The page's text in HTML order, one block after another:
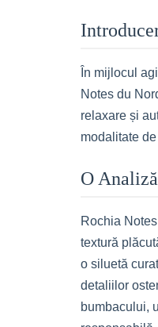
În mijlocul
Notes du
relaxare și
modalitate
O
Rochia
textură
o siluetă
detaliilor
bumbacului,